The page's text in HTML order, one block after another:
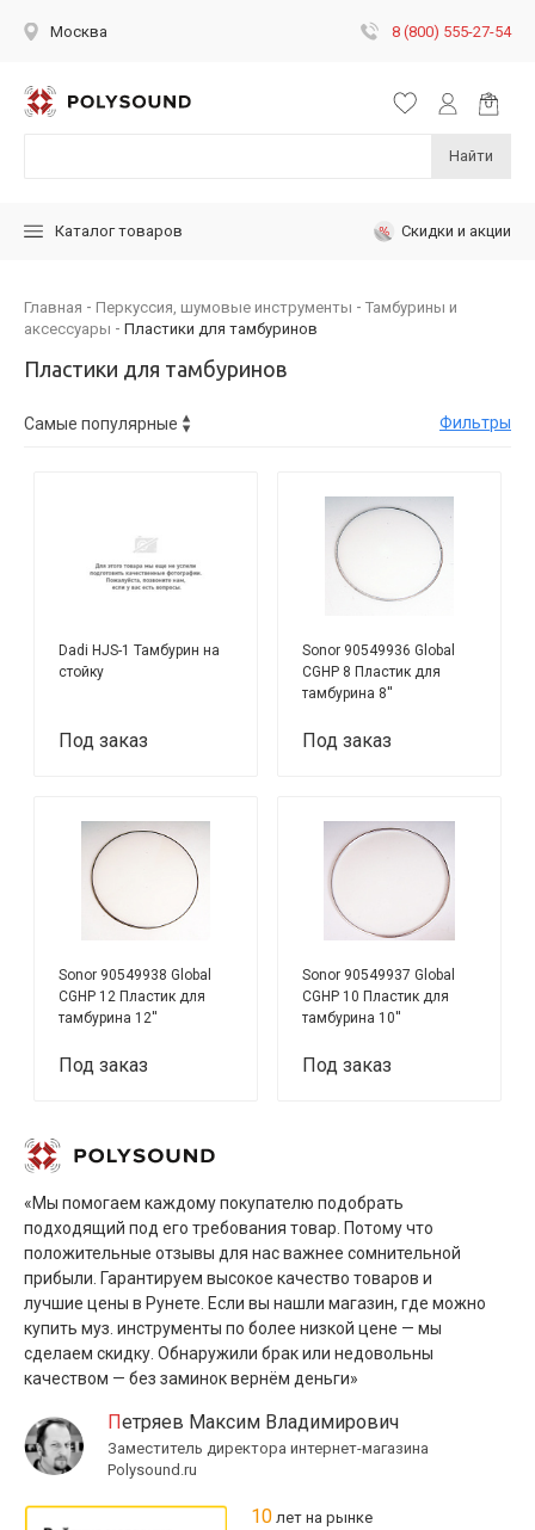
Москва 8 (800) 555-27-54
Найти
Каталог товаров Скидки и акции
Главная Перкуссия, шумовые инструменты
Тамбурины и
аксессуары
Пластики для тамбуринов
Пластики для тамбуринов
Фильтры
Dadi HJS-1 Тамбурин на
стойку
Под заказ
Sonor 90549936 Global
CGHP 8 Пластик для
тамбурина 8''
Под заказ
Sonor 90549938 Global
CGHP 12 Пластик для
тамбурина 12''
Под заказ
Sonor 90549937 Global
CGHP 10 Пластик для
тамбурина 10''
Под заказ
«Мы помогаем каждому покупателю подобрать
подходящий под его требования товар. Потому что
положительные отзывы для нас важнее сомнительной
прибыли. Гарантируем высокое качество товаров и
лучшие цены в Рунете. Если вы нашли магазин, где можно
купить муз. инструменты по более низкой цене — мы
сделаем скидку. Обнаружили брак или недовольны
качеством — без заминок вернём деньги»
Петряев Максим Владимирович
Заместитель директора интернет-магазина
Polysound.ru
10 лет на рынке